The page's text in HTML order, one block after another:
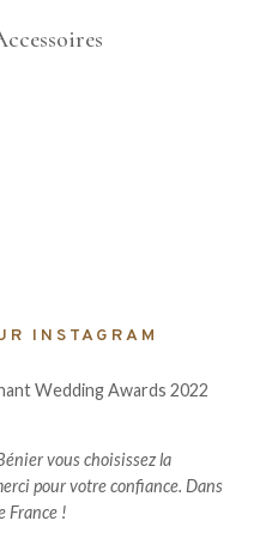
INSTAGRAM
vous choisissez la
pour votre confiance. Dans
France !